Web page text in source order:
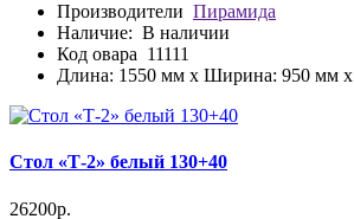
Производители Пирамида
Наличие: В наличии
Код овара 11111
Длина: 1550 мм x Ширина: 950 мм
Стол «Т-2» белый 130+40
26200р.